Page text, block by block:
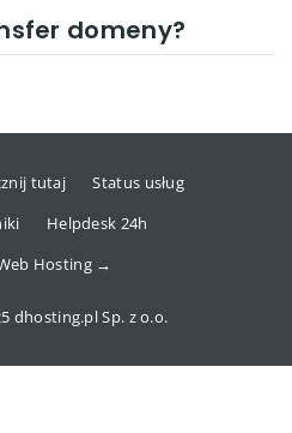
domeny?
tutaj
Status usług
Helpdesk 24h
Hosting →
dhosting.pl Sp. z o.o.